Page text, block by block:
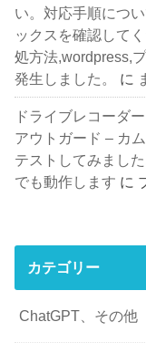
い。対応手順につ
ックスを確認して
処方法,wordpress,
発生しました。
に
ドライブレコーダ
アウトガード – カ
テストしてみまし
でも動作します に
カテゴリー
ChatGPT、その他